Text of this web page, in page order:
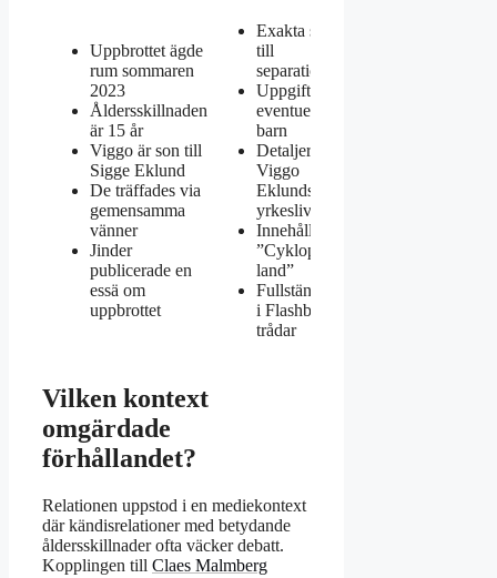
Uppbrottet ägde
rum sommaren
2023
Åldersskillnaden
är 15 år
Viggo är son till
Sigge Eklund
De träffades via
gemensamma
vänner
Jinder
publicerade en
essä om
uppbrottet
Exakta skälen
till
separationen
Uppgifter om
eventuella
barn
Detaljer om
Viggo
Eklunds
yrkesliv
Innehåll i
”Cyklopernas
land”
Fullständighet
i Flashback-
trådar
Vilken kontext
omgärdade
förhållandet?
Relationen uppstod i en mediekontext
där kändisrelationer med betydande
åldersskillnader ofta väcker debatt.
Kopplingen till Claes Malmberg